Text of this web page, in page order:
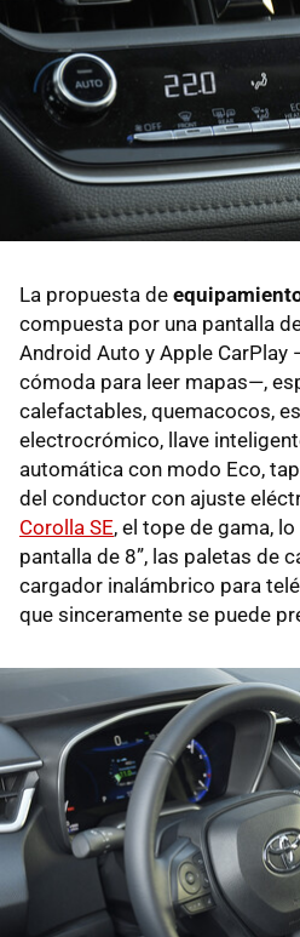
La propuesta de
compuesta por una pantalla
Android Auto y Apple CarPlay
cómoda para leer mapas—,
calefactables, quemacocos,
electrocrómico, llave
automática con modo Eco,
del conductor con ajuste
Corolla SE, el tope de gama,
pantalla de 8”, las paletas de
cargador inalámbrico para
que sinceramente se puede